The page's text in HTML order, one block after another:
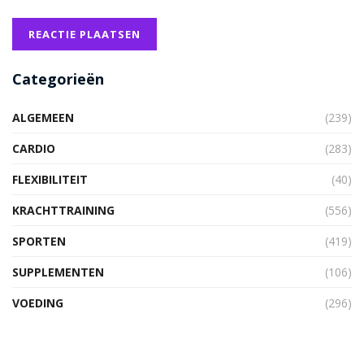
Categorieën
ALGEMEEN
(239)
CARDIO
(283)
FLEXIBILITEIT
(40)
KRACHTTRAINING
(556)
SPORTEN
(419)
SUPPLEMENTEN
(106)
VOEDING
(296)